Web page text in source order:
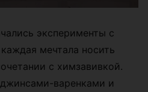
эксперименты с
мечтала носить
с химзавивкой.
варенками и